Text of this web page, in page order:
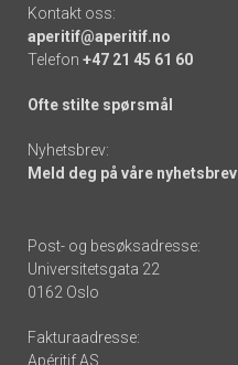
Kontakt oss:
aperitif@aperitif.no
Telefon +47 21 45 61 60
Ofte stilte spørsmål
Nyhetsbrev:
Meld deg på våre nyhetsbrev
Post- og besøksadresse:
Universitetsgata 22
0162 Oslo
Fakturaadresse:
Apéritif AS